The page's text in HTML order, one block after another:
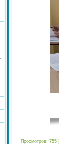
Просмотров: 755 |